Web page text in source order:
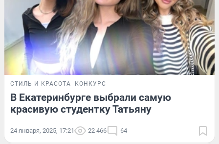
СТИЛЬ И КРАСОТА КОНКУРС
В Екатеринбурге выбрали самую
красивую студентку Татьяну
24 января, 2025, 17:21 22 466 64